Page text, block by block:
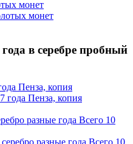
монет
в серебре пробный
Пенза, копия
разные года Всего 10